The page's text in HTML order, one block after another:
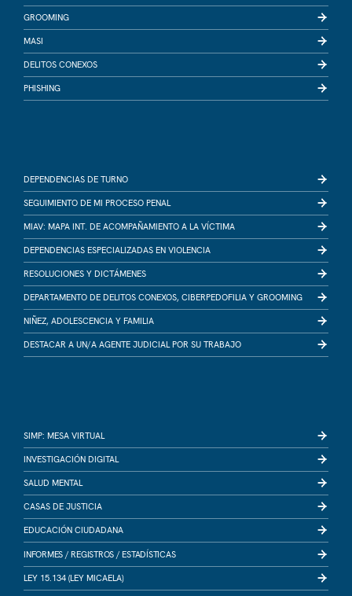
GROOMING
MASI
DELITOS CONEXOS
PHISHING
DEPENDENCIAS DE TURNO
SEGUIMIENTO DE MI PROCESO PENAL
MIAV: MAPA INT. DE ACOMPAÑAMIENTO A LA VÍCTIMA
DEPENDENCIAS ESPECIALIZADAS EN VIOLENCIA
RESOLUCIONES Y DICTÁMENES
DEPARTAMENTO DE DELITOS CONEXOS, CIBERPEDOFILIA Y GROOMING
NIÑEZ, ADOLESCENCIA Y FAMILIA
DESTACAR A UN/A AGENTE JUDICIAL POR SU TRABAJO
SIMP: MESA VIRTUAL
INVESTIGACIÓN DIGITAL
SALUD MENTAL
CASAS DE JUSTICIA
EDUCACIÓN CIUDADANA
INFORMES / REGISTROS / ESTADÍSTICAS
LEY 15.134 (LEY MICAELA)